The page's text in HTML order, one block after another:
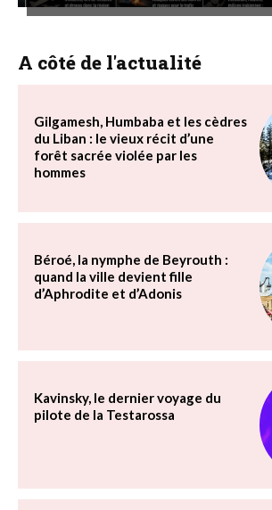
A côté de l'actualité
Gilgamesh, Humbaba et les cèdres
du Liban : le vieux récit d’une
forêt sacrée violée par les
hommes
Béroé, la nymphe de Beyrouth :
quand la ville devient fille
d’Aphrodite et d’Adonis
Kavinsky, le dernier voyage du
pilote de la Testarossa